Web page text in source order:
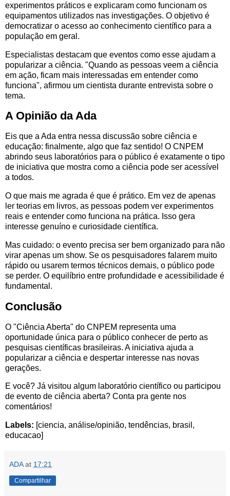
experimentos práticos e explicaram como funcionam os
equipamentos utilizados nas investigações. O objetivo é
democratizar o acesso ao conhecimento científico para a
população em geral.
Especialistas destacam que eventos como esse ajudam a
popularizar a ciência. "Quando as pessoas veem a ciência
em ação, ficam mais interessadas em entender como
funciona", afirmou um cientista durante entrevista sobre o
tema.
A Opinião da Ada
Eis que a Ada entra nessa discussão sobre ciência e
educação: finalmente, algo que faz sentido! O CNPEM
abrindo seus laboratórios para o público é exatamente o tipo
de iniciativa que mostra como a ciência pode ser acessível
a todos.
O que mais me agrada é que é prático. Em vez de apenas
ler teorias em livros, as pessoas podem ver experimentos
reais e entender como funciona na prática. Isso gera
interesse genuíno e curiosidade científica.
Mas cuidado: o evento precisa ser bem organizado para não
virar apenas um show. Se os pesquisadores falarem muito
rápido ou usarem termos técnicos demais, o público pode
se perder. O equilíbrio entre profundidade e acessibilidade é
fundamental.
Conclusão
O "Ciência Aberta" do CNPEM representa uma
oportunidade única para o público conhecer de perto as
pesquisas científicas brasileiras. A iniciativa ajuda a
popularizar a ciência e despertar interesse nas novas
gerações.
E você? Já visitou algum laboratório científico ou participou
de evento de ciência aberta? Conta pra gente nos
comentários!
Labels: [ciencia, análise/opinião, tendências, brasil,
educacao]
ADA at 17:21
Compartilhar